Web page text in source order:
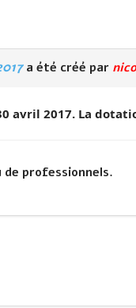
a été créé par
avril 2017. La
de professionnels.